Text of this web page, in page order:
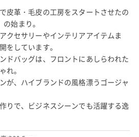
皮革・毛皮の工房をスタートさせたの
始まり。
クセサリーやインテリアアイテムま
をしています。
ドバッグは、フロントにあしらわれた
れ。
が、ハイブランドの風格漂うゴージャ
りで、ビジネスシーンでも活躍する逸